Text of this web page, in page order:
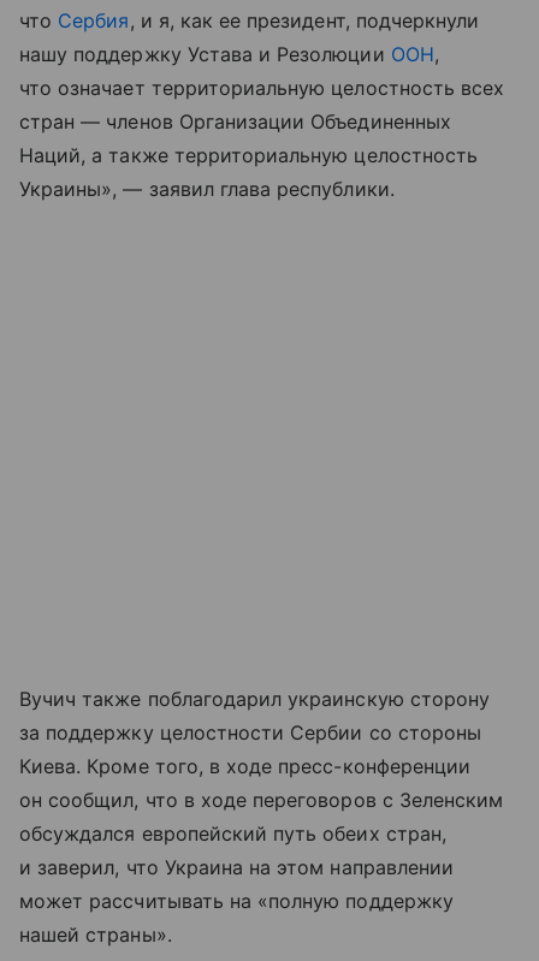
что Сербия , и я, как ее президент, подчеркнули
нашу поддержку Устава и Резолюции ООН,
что означает территориальную целостность всех
стран — членов Организации Объединенных
Наций, а также территориальную целостность
Украины», — заявил глава республики.
Вучич также поблагодарил украинскую сторону
за поддержку целостности Сербии со стороны
Киева. Кроме того, в ходе пресс-конференции
он сообщил, что в ходе переговоров с Зеленским
обсуждался европейский путь обеих стран,
и заверил, что Украина на этом направлении
может рассчитывать на «полную поддержку
нашей страны».